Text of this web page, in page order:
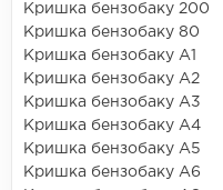
Кришка бензобаку 200
Кришка бензобаку 80
Кришка бензобаку A1
Кришка бензобаку A2
Кришка бензобаку A3
Кришка бензобаку A4
Кришка бензобаку A5
Кришка бензобаку A6